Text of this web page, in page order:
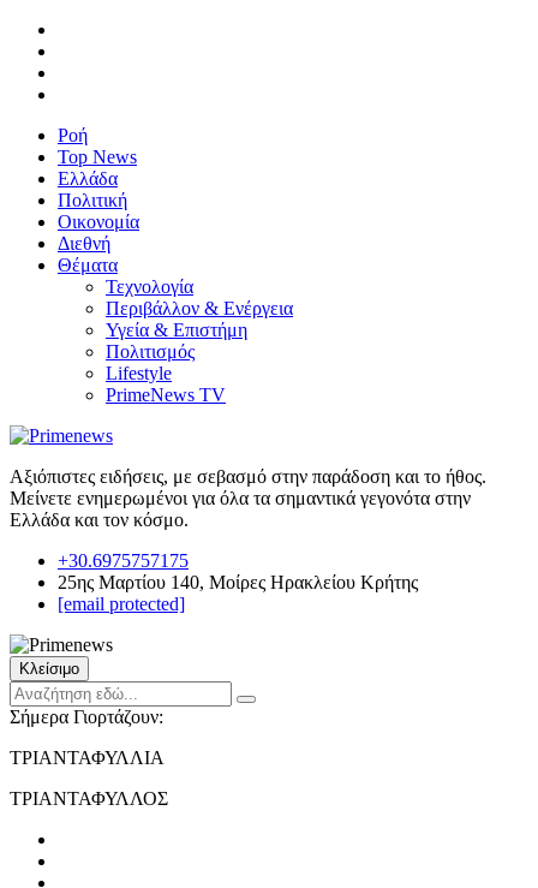
Ροή
Top News
Ελλάδα
Πολιτική
Οικονομία
Διεθνή
Θέματα
Τεχνολογία
Περιβάλλον & Ενέργεια
Υγεία & Επιστήμη
Πολιτισμός
Lifestyle
PrimeNews TV
Αξιόπιστες ειδήσεις, με σεβασμό στην παράδοση και το ήθος.
Μείνετε ενημερωμένοι για όλα τα σημαντικά γεγονότα στην
Ελλάδα και τον κόσμο.
+30.6975757175
25ης Μαρτίου 140, Μοίρες Ηρακλείου Κρήτης
[email protected]
Κλείσιμο
Σήμερα Γιορτάζουν:
ΤΡΙΑΝΤΑΦΥΛΛΙΑ
ΤΡΙΑΝΤΑΦΥΛΛΟΣ